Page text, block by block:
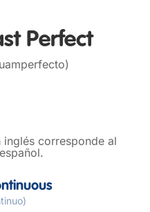
Perfect
corresponde al